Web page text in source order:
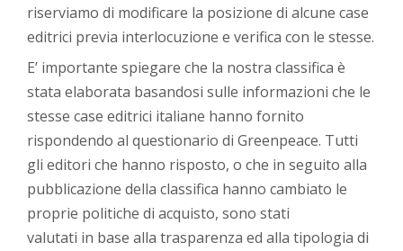
riserviamo di modificare la posizione di alcune case
editrici previa interlocuzione e verifica con le stesse.
E’ importante spiegare che la nostra classifica è
stata elaborata basandosi sulle informazioni che le
stesse case editrici italiane hanno fornito
rispondendo al questionario di Greenpeace. Tutti
gli editori che hanno risposto, o che in seguito alla
pubblicazione della classifica hanno cambiato le
proprie politiche di acquisto, sono stati
valutati in base alla trasparenza ed alla tipologia di